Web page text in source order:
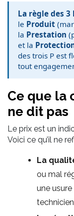
La règle des 3
le Produit
la Prestation
et la
des trois P est
tout
Ce que la
ne dit pas
Le prix est un
Voici ce qu’il ne
La
ou mal
une